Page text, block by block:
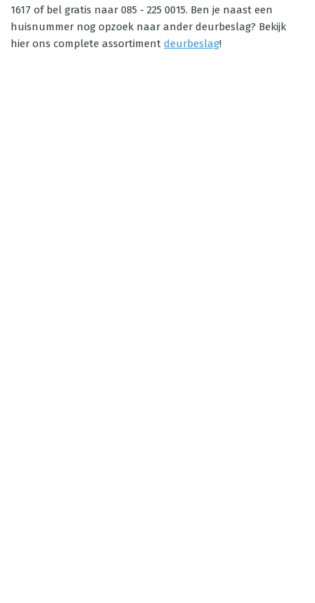
1617 of bel gratis naar 085 - 225 0015. Ben je naast een
huisnummer nog opzoek naar ander deurbeslag? Bekijk
hier ons complete assortiment deurbeslag!